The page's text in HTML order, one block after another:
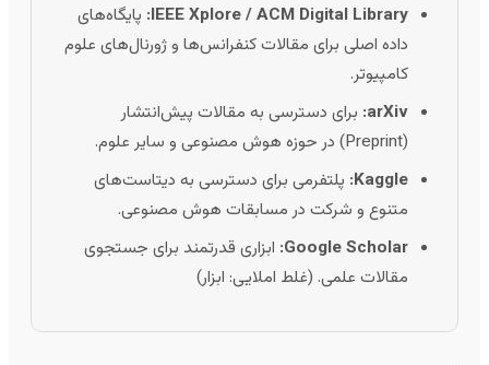
IEEE Xplore / ACM Digital Library: پایگاه‌های
داده اصلی برای مقالات کنفرانس‌ها و ژورنال‌های علوم
کامپیوتر.
arXiv:برای دسترسی به مقالات پیش‌انتشار
Kaggle:پلتفرمی برای دسترسی به دیتاست‌های
متنوع و شرکت در مسابقات هوش مصنوعی.
Google Scholar:ابزاری قدرتمند برای جستجوی
مقالات علمی. (غلط املایی: ابزار)